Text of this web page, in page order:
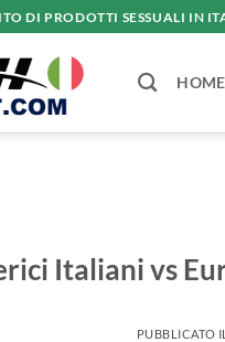
DI PRODOTTI SESSUALI IN
HOME
Italiani vs
PUBBLICATO IL